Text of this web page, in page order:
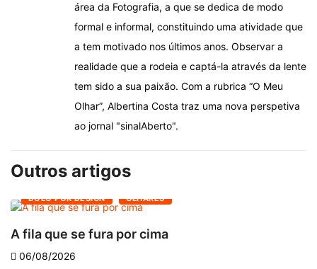
área da Fotografia, a que se dedica de modo
formal e informal, constituindo uma atividade que
a tem motivado nos últimos anos. Observar a
realidade que a rodeia e captá-la através da lente
tem sido a sua paixão. Com a rubrica “O Meu
Olhar”, Albertina Costa traz uma nova perspetiva
ao jornal "sinalAberto".
Outros artigos
DOLO POR DESIGN OLHARES
A fila que se fura por cima
06/08/2026